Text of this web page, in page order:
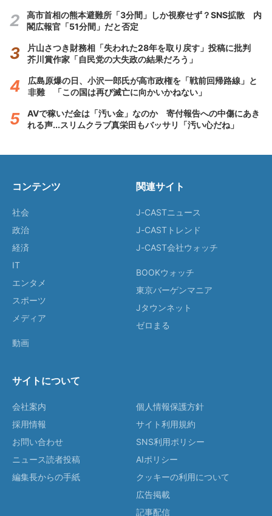
高市首相の熊本避難所「3分間」しか視察せず？SNS拡散 内
閣広報官「51分間」だと否定
片山さつき財務相「失われた28年を取り戻す」投稿に批判
芥川賞作家「自民党の大失政の結果だろう」
広島原爆の日、小沢一郎氏が高市政権を「戦前回帰路線」と
非難 「この国は再び滅亡に向かいかねない」
AVで稼いだ金は「汚い金」なのか 寄付報告への中傷にあき
れる声...スリムクラブ真栄田もバッサリ「汚い心だね」
コンテンツ
社会
政治
経済
IT
エンタメ
スポーツ
メディア
動画
関連サイト
J-CASTニュース
J-CASTトレンド
J-CAST会社ウォッチ
BOOKウォッチ
東京バーゲンマニア
Jタウンネット
ゼロまる
サイトについて
会社案内
採用情報
お問い合わせ
ニュース読者投稿
編集長からの手紙
個人情報保護方針
サイト利用規約
SNS利用ポリシー
AIポリシー
クッキーの利用について
広告掲載
記事配信